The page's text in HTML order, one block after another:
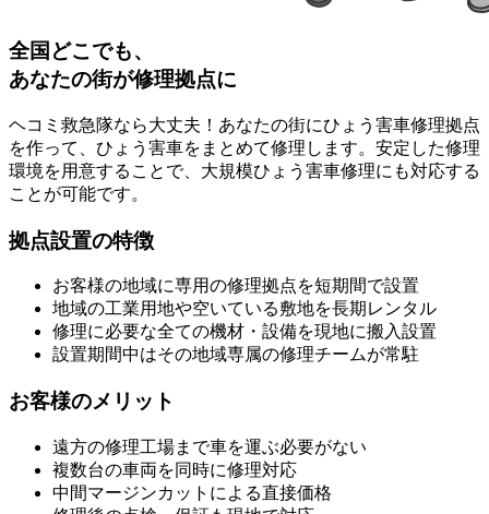
全国どこでも、
あなたの街が修理拠点に
ヘコミ救急隊なら大丈夫！あなたの街にひょう害車修理拠点
を作って、ひょう害車をまとめて修理します。安定した修理
環境を用意することで、大規模ひょう害車修理にも対応する
ことが可能です。
拠点設置の特徴
お客様の地域に専用の修理拠点を短期間で設置
地域の工業用地や空いている敷地を長期レンタル
修理に必要な全ての機材・設備を現地に搬入設置
設置期間中はその地域専属の修理チームが常駐
お客様のメリット
遠方の修理工場まで車を運ぶ必要がない
複数台の車両を同時に修理対応
中間マージンカットによる直接価格